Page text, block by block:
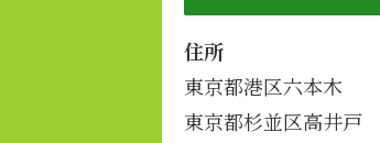
住所
東京都港区六本木
東京都杉並区高井戸